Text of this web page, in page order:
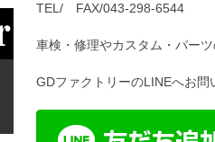
TEL/ FAX/043-298-6544
車検・修理やカスタム・パー
GDファクトリーのLINEへお問